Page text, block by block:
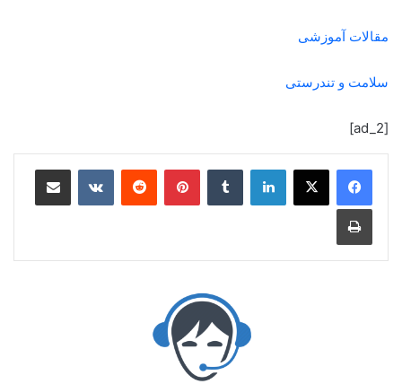
مقالات آموزشی
سلامت و تندرستی
[ad_2]